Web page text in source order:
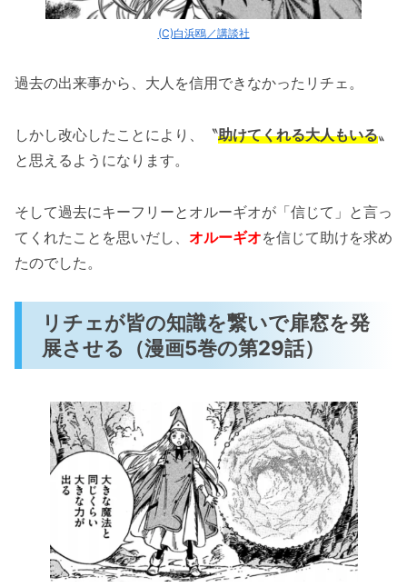
(C)白浜鴎／講談社
過去の出来事から、大人を信用できなかったリチェ。
しかし改心したことにより、〝助けてくれる大人もいる〟
と思えるようになります。
そして過去にキーフリーとオルーギオが「信じて」と言っ
てくれたことを思いだし、 オルーギオを信じて助けを求め
たのでした。
リチェが皆の知識を繋いで扉窓を発
展させる（漫画5巻の第29話）